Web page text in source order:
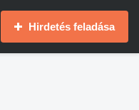
Hirdetés feladása